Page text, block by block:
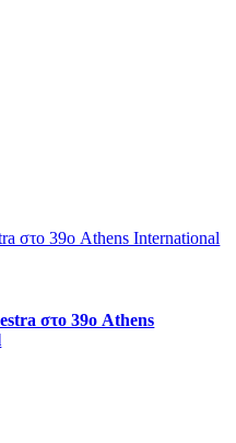
στο 39ο Athens International
στο 39ο Athens